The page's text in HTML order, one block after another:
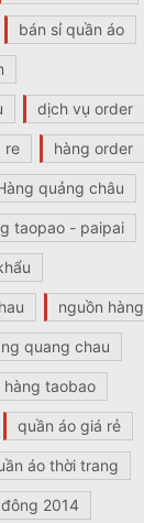
bán sỉ quần áo
dịch vụ order
re hàng order
quảng châu
taopao - paipai
nguồn hàng
quang chau
hàng taobao
quần áo giá rẻ
áo thời trang
2014